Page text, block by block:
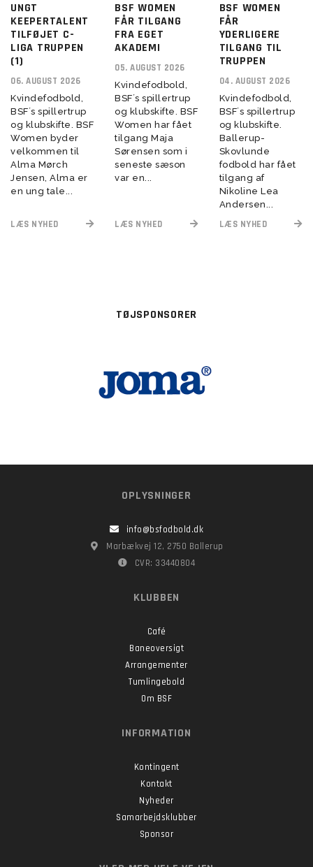
UNGT
KEEPERTALENT
TILFØJET C-
LIGA TRUPPEN
(1)
06. AUGUST 2026
Kvindefodbold,
BSF´s spillertrup
og klubskifte. BSF
Women byder
velkommen til
Alma Mørch
Jensen, Alma er
en ung tale...
LÆS NYHED
BSF WOMEN
FÅR TILGANG
FRA EGET
AKADEMI
05. AUGUST 2026
Kvindefodbold,
BSF´s spillertrup
og klubskifte. BSF
Women har fået
tilgang Maja
Sørensen som i
seneste sæson
var en...
LÆS NYHED
BSF WOMEN
FÅR
YDERLIGERE
TILGANG TIL
TRUPPEN
04. AUGUST 2026
Kvindefodbold,
BSF´s spillertrup
og klubskifte.
Ballerup-
Skovlunde
fodbold har fået
tilgang af
Nikoline Lea
Andersen...
LÆS NYHED
TØJSPONSORER
OPLYSNINGER
info@bsfodbold.dk
Marbækvej 12, 2750 Ballerup
CVR: 33440804
KLUBBEN
Café
Baneoversigt
Arrangementer
Tumlingebold
Om BSF
INFORMATION
Kontingent
Kontakt
Nyheder
Samarbejdsklubber
Sponsor